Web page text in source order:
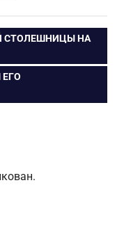
СТОЛЕШНИЦЫ НА